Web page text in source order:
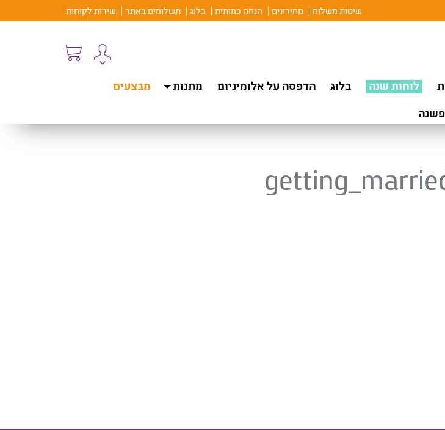
שיטות משלוח מחירונים הנחה כמותית בלוג תשלומים באתר שירות לקוחות
לוחות שנה בלוג הדפסה על אלומיניום מתנות
מבצעים